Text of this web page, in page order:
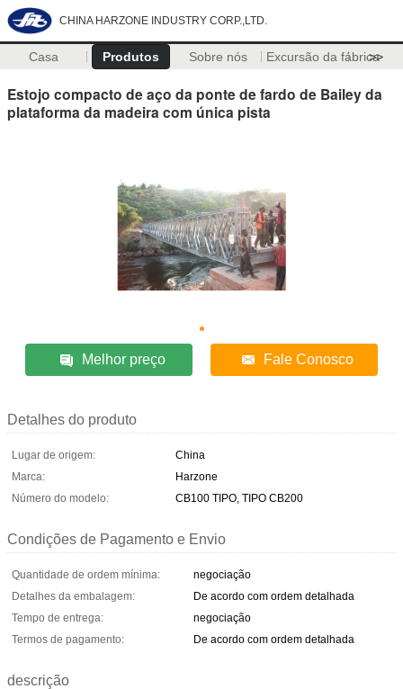
CHINA HARZONE INDUSTRY CORP.,LTD.
Casa Produtos Sobre nós Excursão da fábrica
>>
Estojo compacto de aço da ponte de fardo de Bailey da
plataforma da madeira com única pista
Melhor preço Fale Conosco
Detalhes do produto
Lugar de origem:
China
Marca:
Harzone
Número do modelo:
CB100 TIPO, TIPO CB200
Condições de Pagamento e Envio
Quantidade de ordem mínima:
negociação
Detalhes da embalagem:
De acordo com ordem detalhada
Tempo de entrega:
negociação
Termos de pagamento:
De acordo com ordem detalhada
descrição